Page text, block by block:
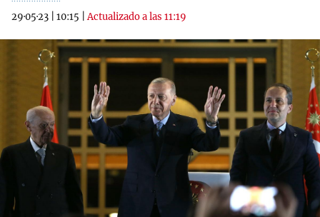
29·05·23
10:15 |Actualizado a las 11:19